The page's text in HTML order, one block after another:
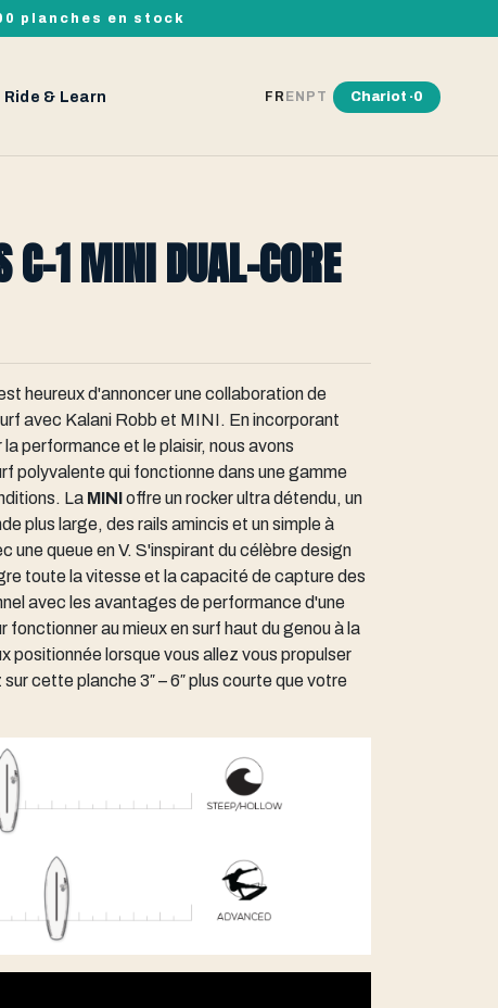
planches en stock
Ride & Learn FR EN PT Chariot ·0
1 MINI DUAL-CORE
heureux d'annoncer une collaboration de
avec Kalani Robb et MINI. En incorporant
performance et le plaisir, nous avons
polyvalente qui fonctionne dans une gamme
La MINIoffre un rocker ultra détendu, un
plus large, des rails amincis et un simple à
une queue en V. S'inspirant du célèbre design
toute la vitesse et la capacité de capture des
avec les avantages de performance d'une
fonctionner au mieux en surf haut du genou à la
positionnée lorsque vous allez vous propulser
cette planche 3″ – 6″ plus courte que votre